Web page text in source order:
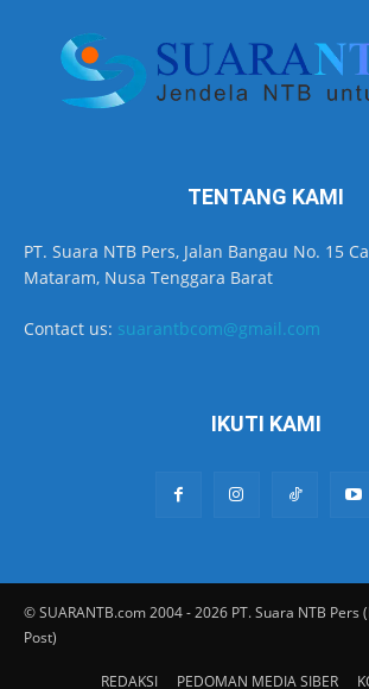
TENTANG KAMI
PT. Suara NTB Pers, Jalan Bangau No. 15
Mataram, Nusa Tenggara Barat
Contact us: suarantbcom@gmail.com
IKUTI KAMI
© SUARANTB.com 2004 - 2026 PT. Suara NTB Pers
Post)
REDAKSI PEDOMAN MEDIA SIBER